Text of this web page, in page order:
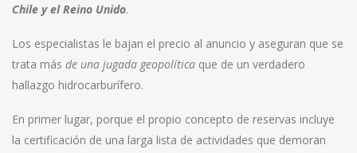
Chile y el Reino Unido.
Los especialistas le bajan el precio al anuncio y aseguran que se
trata más de una jugada geopolítica que de un verdadero
hallazgo hidrocarburífero.
En primer lugar, porque el propio concepto de reservas incluye
la certificación de una larga lista de actividades que demoran